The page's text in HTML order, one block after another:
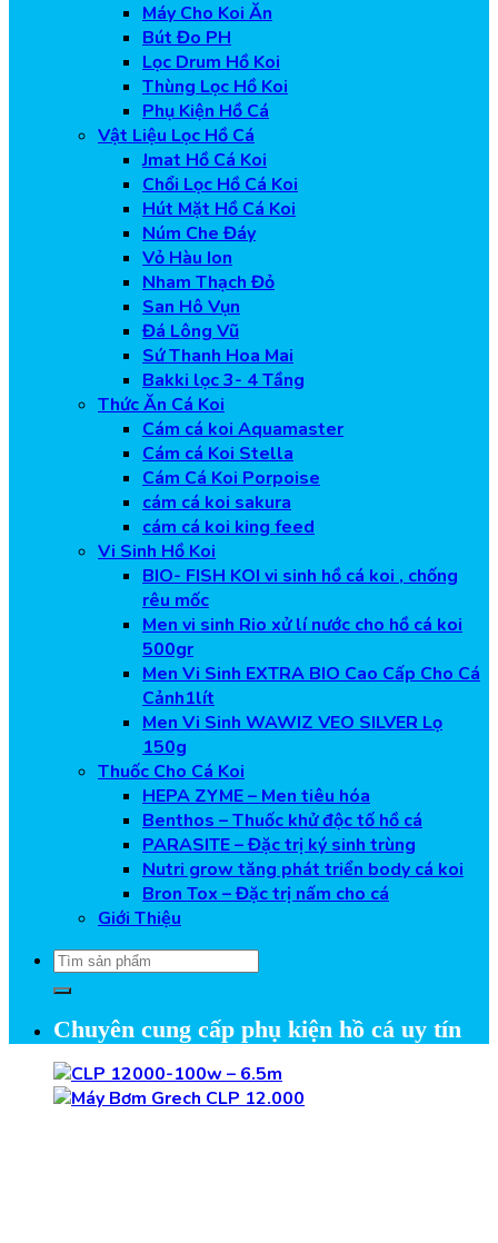
Máy Cho Koi Ăn
Bút Đo PH
Lọc Drum Hồ Koi
Thùng Lọc Hồ Koi
Phụ Kiện Hồ Cá
Vật Liệu Lọc Hồ Cá
Jmat Hồ Cá Koi
Chổi Lọc Hồ Cá Koi
Hút Mặt Hồ Cá Koi
Núm Che Đáy
Vỏ Hàu Ion
Nham Thạch Đỏ
San Hô Vụn
Đá Lông Vũ
Sứ Thanh Hoa Mai
Bakki lọc 3- 4 Tầng
Thức Ăn Cá Koi
Cám cá koi Aquamaster
Cám cá Koi Stella
Cám Cá Koi Porpoise
cám cá koi sakura
cám cá koi king feed
Vi Sinh Hồ Koi
BIO- FISH KOI vi sinh hồ cá koi , chống
rêu mốc
Men vi sinh Rio xử lí nước cho hồ cá koi
500gr
Men Vi Sinh EXTRA BIO Cao Cấp Cho Cá
Cảnh1lít
Men Vi Sinh WAWIZ VEO SILVER Lọ
150g
Thuốc Cho Cá Koi
HEPA ZYME – Men tiêu hóa
Benthos – Thuốc khử độc tố hồ cá
PARASITE – Đặc trị ký sinh trùng
Nutri grow tăng phát triển body cá koi
Bron Tox – Đặc trị nấm cho cá
Giới Thiệu
Tìm
kiếm:
Chuyên cung cấp phụ kiện hồ cá uy tín